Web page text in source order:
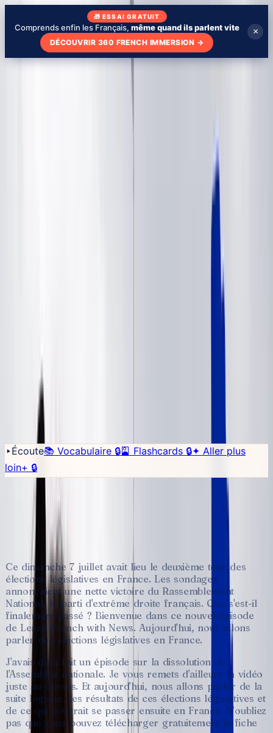
🎁 ESSAI GRATUIT
Comprends enfin les Français, même quand ils parlent vite
DÉCOUVRIR 360 FRENCH IMMERSION →
×
is france paralyzed after 2024
Is France Paralyzed after 2024
La transcription complète de la vidéo, les mots cliquables avec
Crée un compte
gratuit pour sauvegarder les mots que tu ne comprends pas.
16 questions + 3 phrases à prononcer. Tu repars avec ton niveau exact
+ un parcours en 14 semaines.
de test
Faire le test →
Écoute📚 Vocabulaire 🔒🎴 Flashcards 🔒✦ Aller plus
loin+ 🔒
Transcription
Chargement du dictionnaire…
🎵 Karaoké
Ce dimanche 7 juillet avait lieu le deuxième tour des
élections législatives en France. Les sondages
annonçaient une nette victoire du Rassemblement
National, le parti d'extrême droite français. Que s'est-il
finalement passé ? Bienvenue dans ce nouvel épisode
de Learn French with News. Aujourd'hui, nous allons
parler des élections législatives en France.
J'avais déjà fait un épisode sur la dissolution de
l'Assemblée nationale. Je vous remets d'ailleurs la vidéo
juste au-dessus. Et aujourd'hui, nous allons parler de la
suite logique, les résultats de ces élections législatives et
de ce qui pourrait se passer ensuite en France. N'oubliez
pas que vous pouvez télécharger gratuitement la fiche